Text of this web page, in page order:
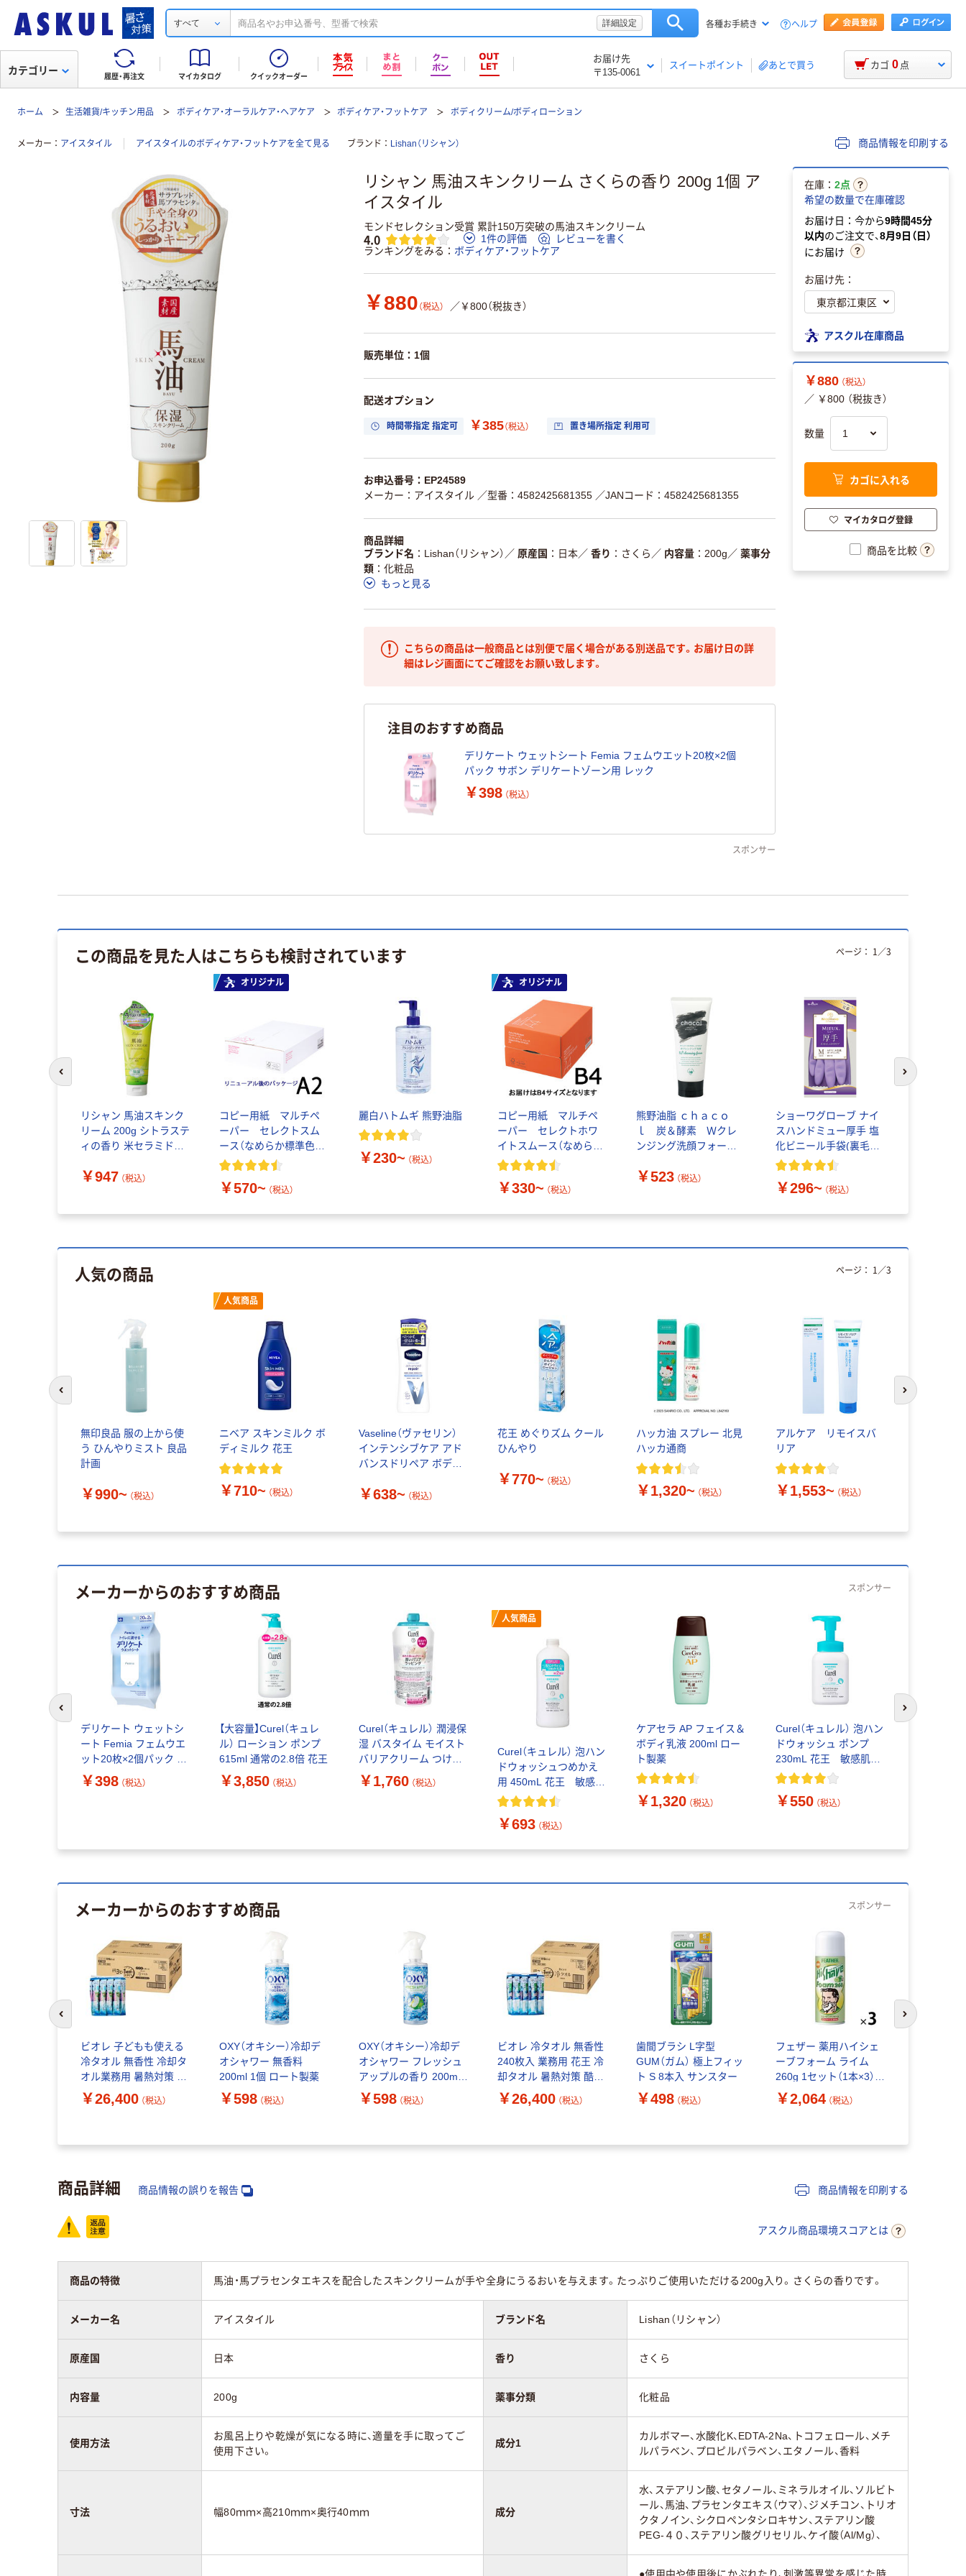
すべて 詳細設定 各種お手続き ヘルプ
履歴・再注文 マイカタログ クイックオーダー
お届け先
〒135-0061
スイートポイント あとで買う
カテゴリー カゴ 0 点
ホーム 生活雑貨/キッチン用品 ボディケア・オーラルケア・ヘアケア ボディケア・フットケア ボディクリーム/ボディローション
メーカー アイスタイル アイスタイルのボディケア・フットケアを全て見る ブランド Lishan（リシャン） 商品情報を印刷する
リシャン 馬油スキンクリーム さくらの香り 200g 1個 ア
イスタイル
モンドセレクション受賞 累計150万突破の馬油スキンクリーム
4.0 1件の評価
レビューを書く
ランキングをみる
ボディケア・フットケア
￥880 （税込） ／￥800（税抜き）
販売単位：1個
配送オプション
時間帯指定 指定可 ￥385（税込） 置き場所指定 利用可
お申込番号：EP24589
メーカー：アイスタイル ／型番：4582425681355 ／JANコード：4582425681355
商品詳細
ブランド名
Lishan（リシャン） ／ 原産国 日本／ 香り さくら ／ 内容量 200g ／ 薬事分
類
化粧品
もっと見る
こちらの商品は一般商品とは別便で届く場合がある別送品です。お届け日の詳
細はレジ画面にてご確認をお願い致します。
注目のおすすめ商品
デリケート ウェットシート Femia フェムウエット20枚×2個
パック サボン デリケートゾーン用 レック
￥398 （税込）
スポンサー
在庫： 2点
希望の数量で在庫確認
お届け日：今から9時間45分
以内のご注文で、8月9日（日）
にお届け
お届け先：
アスクル在庫商品
￥880 （税込）
／ ￥800 （税抜き）
数量
カゴに入れる
マイカタログ登録
商品を比較
この商品を見た人はこちらも検討されています
リシャン 馬油スキンク
リーム 200g シトラステ
ィの香り 米セラミドエ
4582425681423 1本
￥947 （税込）
オリジナル
コピー用紙 マルチペ
ーパー セレクトスム
ース（なめらか標準色タ
イプ）
￥570~ （税込）
麗白ハトムギ 熊野油脂
￥230~ （税込）
オリジナル
コピー用紙 マルチペ
ーパー セレクトホワ
イトスムース（なめらか
高白色タイプ）
￥330~ （税込）
熊野油脂 ｃｈａｃｏ
ｌ 炭＆酵素 Ｗクレ
ンジング洗顔フォー
4513574042353 1個
￥523 （税込）
ショーワグローブ ナイ
スハンドミュー厚手 塩
化ビニール手袋(裏毛付)
炊事・掃除用
￥296~ （税込）
ページ： 1 ／3
次のスライド
人気の商品
無印良品 服の上から使
う ひんやりミスト 良品
計画
￥990~ （税込）
人気商品
ニベア スキンミルク ボ
ディミルク 花王
￥710~ （税込）
Vaseline（ヴァセリン）
インテンシブケア アド
バンスドリペア ボディ
ビック
￥638~ （税込）
花王 めぐりズム クール
ひんやり
￥770~ （税込）
ハッカ油 スプレー 北見
ハッカ通商
￥1,320~ （税込）
アルケア リモイスバ
リア
￥1,553~ （税込）
ページ： 1 ／3
次のスライド
メーカーからのおすすめ商品 スポンサー
デリケート ウェットシ
ート Femia フェムウエ
ット20枚×2個パック 無
香料 デリケートゾーン
用 レック
￥398 （税込）
【大容量】Curel（キュレ
ル） ローション ポンプ
615ml 通常の2.8倍 花王
￥3,850 （税込）
Curel（キュレル） 潤浸保
湿 バスタイム モイスト
バリアクリーム つけか
え用 310g 花王 敏感肌
乾燥ケア
￥1,760 （税込）
人気商品
Curel（キュレル） 泡ハン
ドウォッシュつめかえ
用 450mL 花王 敏感
肌 ハンドソープ
￥693 （税込）
ケアセラ AP フェイス＆
ボディ乳液 200ml ロー
ト製薬
￥1,320 （税込）
Curel（キュレル） 泡ハン
ドウォッシュ ポンプ
230mL 花王 敏感肌
ハンドソープ
￥550 （税込）
次のスライド
メーカーからのおすすめ商品 スポンサー
ビオレ 子どもも使える
冷タオル 無香性 冷却タ
オル業務用 暑熱対策 酷
暑日対策
￥26,400 （税込）
OXY（オキシー）冷却デ
オシャワー 無香料
200ml 1個 ロート製薬
￥598 （税込）
OXY（オキシー）冷却デ
オシャワー フレッシュ
アップルの香り 200ml 1
個 ロート製薬
￥598 （税込）
ビオレ 冷タオル 無香性
240枚入 業務用 花王 冷
却タオル 暑熱対策 酷暑
日対策 汗拭きシート
￥26,400 （税込）
歯間ブラシ L字型
GUM（ガム） 極上フィッ
ト S 8本入 サンスター
￥498 （税込）
フェザー 薬用ハイシェ
ーブフォーム ライム
260g 1セット（1本×3）
【数量限定】クレンジン
グリサーチ ボディピー
￥2,064 （税込）
次のスライド
商品詳細 商品情報の誤りを報告 商品情報を印刷する
アスクル商品環境スコアとは
商品の特徴 馬油・馬プラセンタエキスを配合したスキンクリームが手や全身にうるおいを与えます。たっぷりご使用いただける200g入り。さくらの香りです。
メーカー名 アイスタイル ブランド名 Lishan（リシャン）
原産国 日本 香り さくら
内容量 200g 薬事分類 化粧品
使用方法
お風呂上りや乾燥が気になる時に、適量を手に取ってご
使用下さい。
成分1
カルボマー、水酸化K、EDTA-2Na、トコフェロール、メチ
ルパラベン、プロピルパラベン、エタノール、香料
寸法 幅80ｍｍ×高210ｍｍ×奥行40ｍｍ 成分
水、ステアリン酸、セタノール、ミネラルオイル、ソルビト
ール、馬油、プラセンタエキス（ウマ）、ジメチコン、トリオ
クタノイン、シクロペンタシロキサン、ステアリン酸
PEG-４０、ステアリン酸グリセリル、ケイ酸（Al/Mg）、
●使用中や使用後にかぶれたり、刺激等異常を感じた時